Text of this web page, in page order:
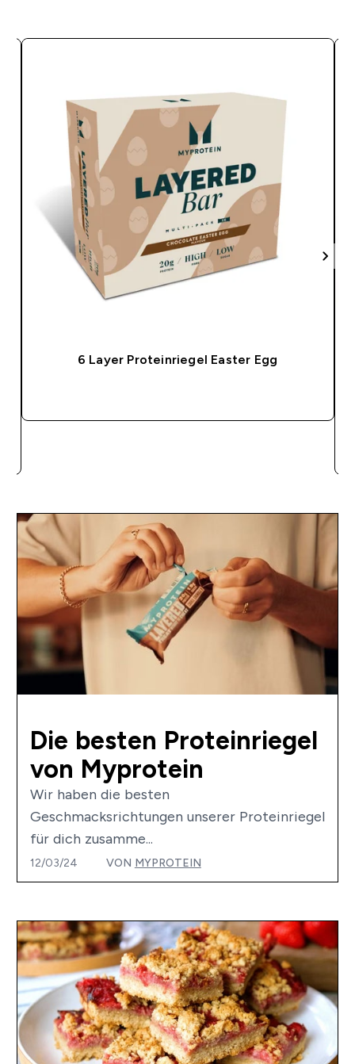
6 Layer Proteinriegel Easter Egg
Die besten Proteinriegel
von Myprotein
Wir haben die besten
Geschmacksrichtungen unserer Proteinriegel
für dich zusamme...
12/03/24 VON MYPROTEIN